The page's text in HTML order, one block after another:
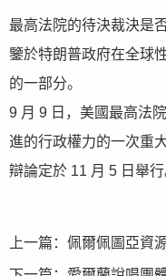
最高法院的待決裁決是
鑒於特朗普政府在全球
的一部分。
9 月 9 日，美國最高法
進的行政權力的一次重
辯論定於 11 月 5 日舉行
上一篇： 佩爾佩圖亞資